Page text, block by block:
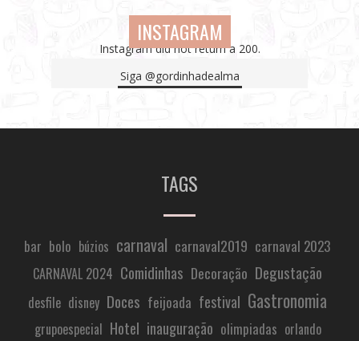
INSTAGRAM
Instagram did not return a 200.
Siga @gordinhadealma
TAGS
bar bolo búzios carnaval carnaval2019 carnaval 2023
CARNAVAL 2024 Comidinhas Decoração Degustação
desfile disney Doces feijoada festival Gastronomia
grupoespecial Hotel inauguração olimpiadas orlando